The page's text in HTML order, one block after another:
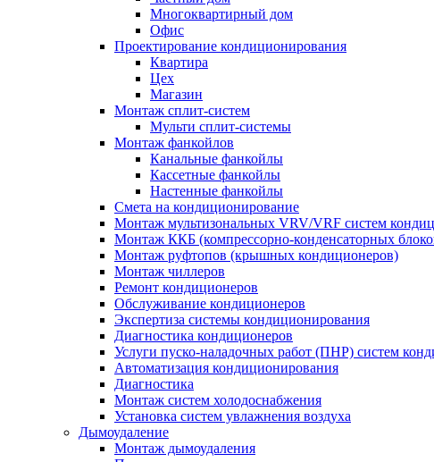
Многоквартирный дом
Офис
Проектирование кондиционирования
Квартира
Цех
Магазин
Монтаж сплит-систем
Мульти сплит-системы
Монтаж фанкойлов
Канальные фанкойлы
Кассетные фанкойлы
Настенные фанкойлы
Смета на кондиционирование
Монтаж мультизональных VRV/VRF систем
Монтаж ККБ (компрессорно-конденсаторных
Монтаж руфтопов (крышных кондиционеров)
Монтаж чиллеров
Ремонт кондиционеров
Обслуживание кондиционеров
Экспертиза системы кондиционирования
Диагностика кондиционеров
Услуги пуско-наладочных работ (ПНР) систем
Автоматизация кондиционирования
Диагностика
Монтаж систем холодоснабжения
Установка систем увлажнения воздуха
Дымоудаление
Монтаж дымоудаления